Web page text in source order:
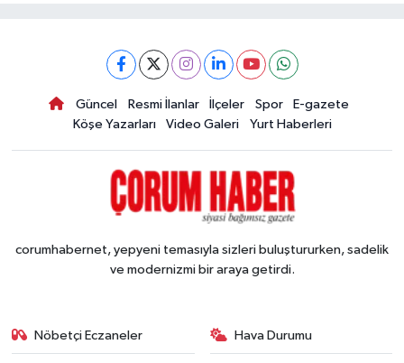
Güncel Resmi İlanlar İlçeler Spor
E-gazete
Köşe Yazarları
Video Galeri Yurt Haberleri
corumhabernet, yepyeni temasıyla sizleri buluştururken, sadelik
ve modernizmi bir araya getirdi.
Nöbetçi Eczaneler Hava Durumu